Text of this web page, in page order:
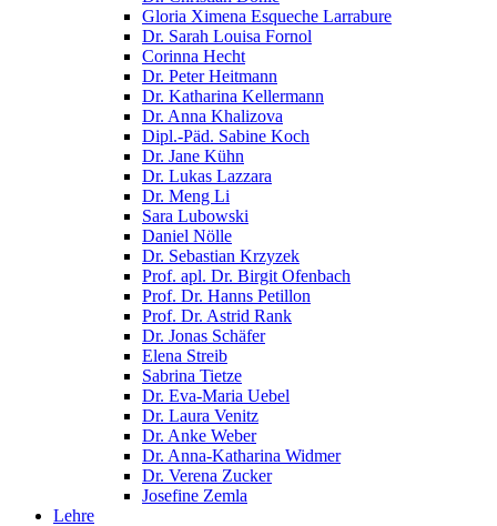
Gloria Ximena Esqueche Larrabure
Dr. Sarah Louisa Fornol
Corinna Hecht
Dr. Peter Heitmann
Dr. Katharina Kellermann
Dr. Anna Khalizova
Dipl.-Päd. Sabine Koch
Dr. Jane Kühn
Dr. Lukas Lazzara
Dr. Meng Li
Sara Lubowski
Daniel Nölle
Dr. Sebastian Krzyzek
Prof. apl. Dr. Birgit Ofenbach
Prof. Dr. Hanns Petillon
Prof. Dr. Astrid Rank
Dr. Jonas Schäfer
Elena Streib
Sabrina Tietze
Dr. Eva-Maria Uebel
Dr. Laura Venitz
Dr. Anke Weber
Dr. Anna-Katharina Widmer
Dr. Verena Zucker
Josefine Zemla
Lehre